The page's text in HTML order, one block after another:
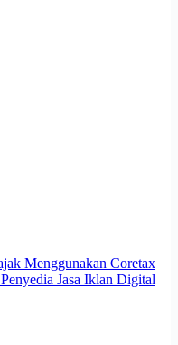
Menggunakan Coretax
Jasa Iklan Digital